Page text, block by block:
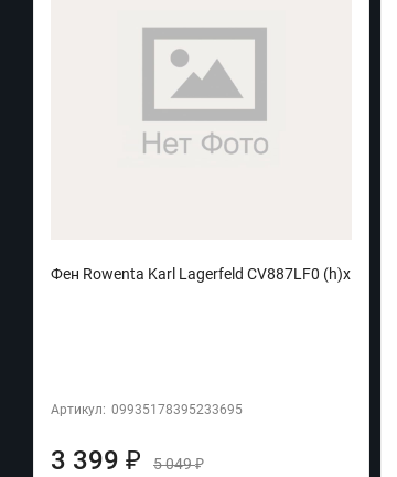
Фен Rowenta Karl Lagerfeld CV887LF0 (h)x
Артикул: 09935178395233695
3 399 ₽ 5 049₽